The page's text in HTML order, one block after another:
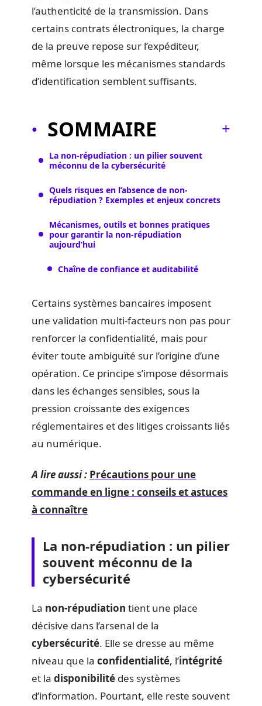
l’authenticité de la transmission. Dans
certains contrats électroniques, la charge
de la preuve repose sur l’expéditeur,
même lorsque les mécanismes standards
d’identification semblent suffisants.
SOMMAIRE
La non-répudiation : un pilier souvent
méconnu de la cybersécurité
Quels risques en l’absence de non-
répudiation ? Exemples et enjeux concrets
Mécanismes, outils et bonnes pratiques
pour garantir la non-répudiation
aujourd’hui
Chaîne de confiance et auditabilité
Certains systèmes bancaires imposent
une validation multi-facteurs non pas pour
renforcer la confidentialité, mais pour
éviter toute ambiguïté sur l’origine d’une
opération. Ce principe s’impose désormais
dans les échanges sensibles, sous la
pression croissante des exigences
réglementaires et des litiges croissants liés
au numérique.
A lire aussi : Précautions pour une
commande en ligne : conseils et astuces
à connaître
La non-répudiation : un pilier
souvent méconnu de la
cybersécurité
La non-répudiation tient une place
décisive dans l’arsenal de la
cybersécurité. Elle se dresse au même
niveau que la confidentialité, l’intégrité
et la disponibilité des systèmes
d’information. Pourtant, elle reste souvent